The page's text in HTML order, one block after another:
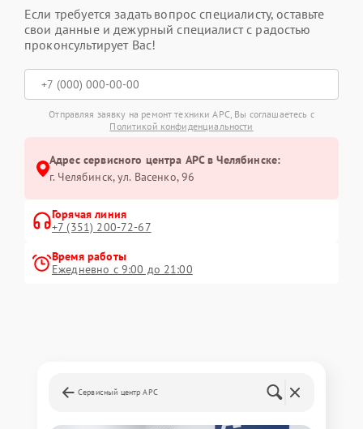
Если требуется задать вопрос специалисту, оставьте
свои данные и дежурный специалист с радостью
проконсультирует Вас!
Отправляя заявку на ремонт техники APC, Вы соглашаетесь с
Политикой конфиденциальности
Адрес сервисного центра APC в Челябинске:
г. Челябинск, ул. Васенко, 96
Горячая линия
+7 (351) 200-72-67
Время работы
Ежедневно с 9:00 до 21:00
Сервисный центр APC